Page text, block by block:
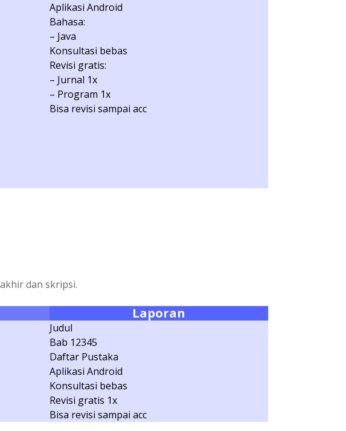
Aplikasi Android
Bahasa:
– Java
Konsultasi bebas
Revisi gratis:
– Jurnal 1x
– Program 1x
Bisa revisi sampai acc
dan skripsi.
Laporan
Judul
Bab 12345
Daftar Pustaka
Aplikasi Android
Konsultasi bebas
Revisi gratis 1x
Bisa revisi sampai acc